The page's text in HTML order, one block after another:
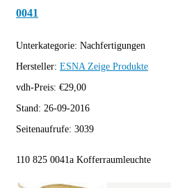
0041
Unterkategorie: Nachfertigungen
Hersteller: ESNA Zeige Produkte
vdh-Preis: €29,00
Stand: 26-09-2016
Seitenaufrufe: 3039
110 825 0041a Kofferraumleuchte